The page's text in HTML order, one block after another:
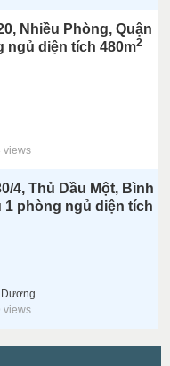
ngủ diện tích 480m2
views
1 phòng ngủ diện tích
Dương
views